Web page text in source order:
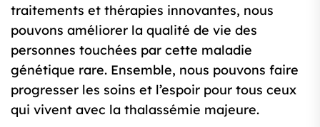
traitements et thérapies innovantes, nous
pouvons améliorer la qualité de vie des
personnes touchées par cette maladie
génétique rare. Ensemble, nous pouvons faire
progresser les soins et l’espoir pour tous ceux
qui vivent avec la thalassémie majeure.